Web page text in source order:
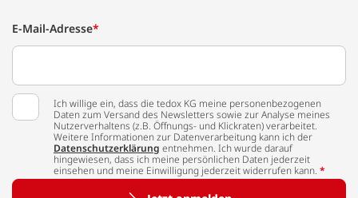
E-Mail-Adresse*
Ich willige ein, dass die tedox KG meine personenbezogenen
Daten zum Versand des Newsletters sowie zur Analyse meines
Nutzerverhaltens (z.B. Öffnungs- und Klickraten) verarbeitet.
Weitere Informationen zur Datenverarbeitung kann ich der
Datenschutzerklärung entnehmen. Ich wurde darauf
hingewiesen, dass ich meine persönlichen Daten jederzeit
einsehen und meine Einwilligung jederzeit widerrufen kann. *